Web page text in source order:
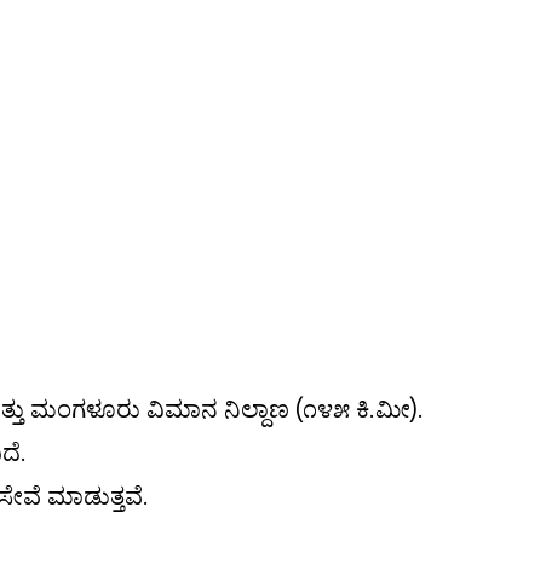
ಮಂಗಳೂರು ವಿಮಾನ ನಿಲ್ದಾಣ (೧೪೫ ಕಿ.ಮೀ).
ಮಾಡುತ್ತವೆ.